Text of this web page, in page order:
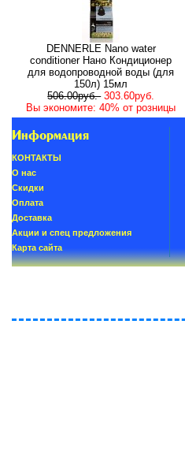
DENNERLE Nano water
conditioner Нано Кондиционер
для водопроводной воды (для
150л) 15мл
506.00руб. 303.60руб.
Вы экономите: 40% от розницы
Информация
КОНТАКТЫ
О нас
Скидки
Oплатa
Доставка
Акции и спец предложения
Карта сайта